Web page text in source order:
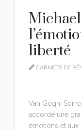
liberté
CARNETS DE
Van Gogh:
accordé une
émotions et